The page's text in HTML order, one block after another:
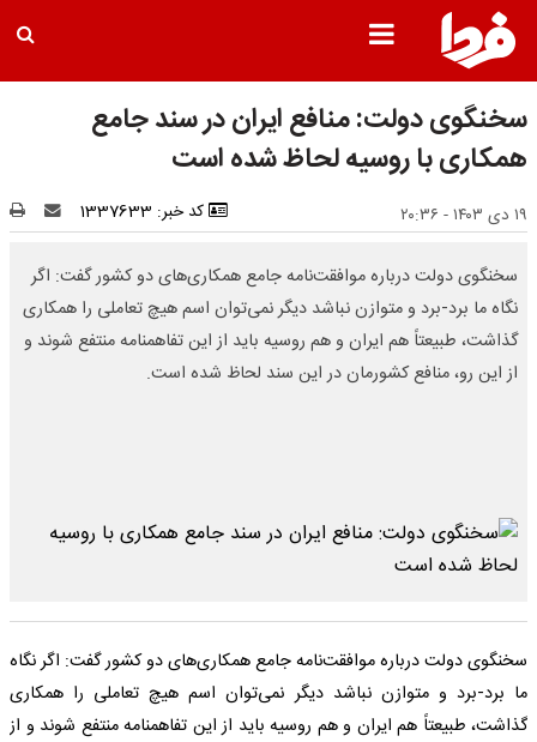
سخنگوی دولت:‌ منافع ایران در سند جامع
همکاری با روسیه لحاظ شده است
۱۹ دی ۱۴۰۳ - ۲۰:۳۶ کد خبر: 1337633
سخنگوی دولت درباره موافقت‌نامه جامع همکاری‌های دو کشور گفت: اگر
نگاه ما برد-برد و متوازن نباشد دیگر نمی‌توان اسم هیچ تعاملی را همکاری
گذاشت، طبیعتاً هم ایران و هم روسیه باید از این تفاهمنامه منتفع شوند و
از این رو، منافع کشورمان در این سند لحاظ شده است.
سخنگوی دولت درباره موافقت‌نامه جامع همکاری‌های دو کشور گفت: اگر نگاه
ما برد-برد و متوازن نباشد دیگر نمی‌توان اسم هیچ تعاملی را همکاری
گذاشت، طبیعتاً هم ایران و هم روسیه باید از این تفاهمنامه منتفع شوند و از